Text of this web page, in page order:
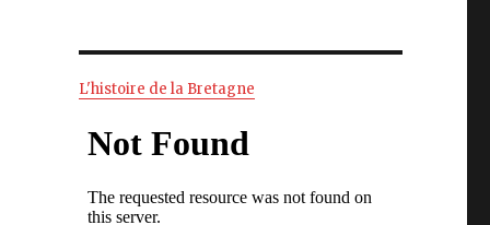
L'histoire de la Bretagne